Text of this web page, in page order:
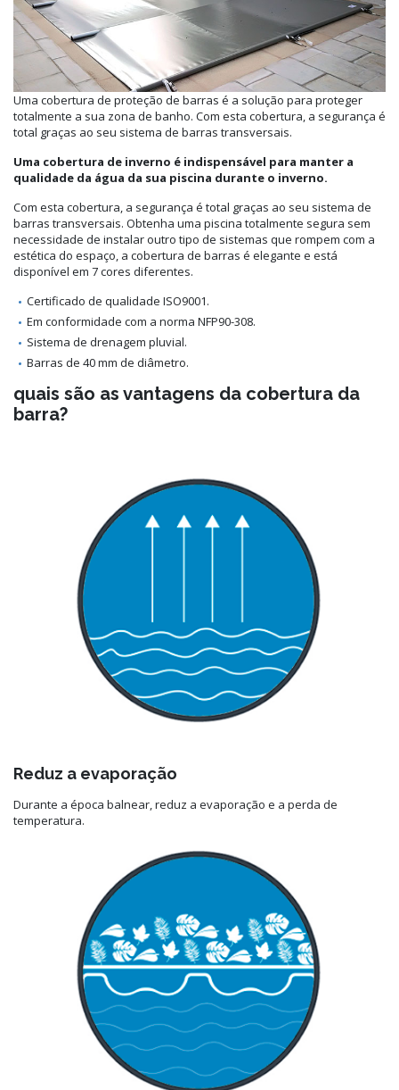
Uma cobertura de proteção de barras é a solução para proteger
totalmente a sua zona de banho. Com esta cobertura, a segurança é
total graças ao seu sistema de barras transversais.
Uma cobertura de inverno é indispensável para manter a
qualidade da água da sua piscina durante o inverno.
Com esta cobertura, a segurança é total graças ao seu sistema de
barras transversais. Obtenha uma piscina totalmente segura sem
necessidade de instalar outro tipo de sistemas que rompem com a
estética do espaço, a cobertura de barras é elegante e está
disponível em 7 cores diferentes.
Certificado de qualidade ISO9001.
Em conformidade com a norma NFP90-308.
Sistema de drenagem pluvial.
Barras de 40 mm de diâmetro.
quais são as vantagens da cobertura da
barra?
Reduz a evaporação
Durante a época balnear, reduz a evaporação e a perda de
temperatura.